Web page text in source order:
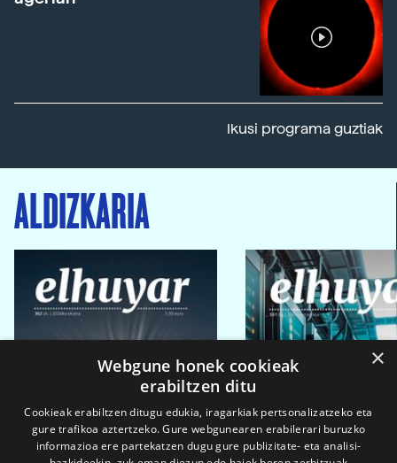
Ikusi programa guztiak
ALDIZKARIA
×
Webgune honek cookieak
erabiltzen ditu
Cookieak erabiltzen ditugu edukia, iragarkiak pertsonalizatzeko eta
gure trafikoa aztertzeko. Gure webgunearen erabilerari buruzko
informazioa ere partekatzen dugu gure publizitate- eta analisi-